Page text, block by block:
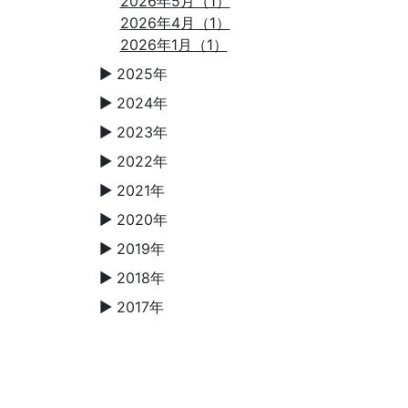
2026年4月（1）
2026年1月（1）
▼ 2025年
▼ 2024年
▼ 2023年
▼ 2022年
▼ 2021年
▼ 2020年
▼ 2019年
▼ 2018年
▼ 2017年